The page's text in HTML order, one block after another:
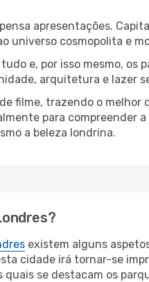
apresentações.
universo cosmopolita e
e, por isso mesmo,
arquitetura e lazer
filme, trazendo o
para compreender
a beleza londrina.
existem alguns
cidade irá tornar-se
se destacam os